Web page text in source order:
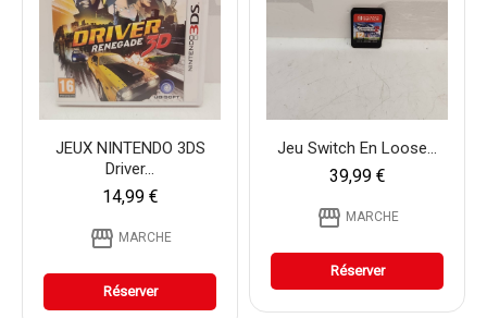
JEUX NINTENDO 3DS
Driver...
14,99 €
storefront MARCHE
Réserver
Jeu Switch En Loose...
39,99 €
storefront MARCHE
Réserver